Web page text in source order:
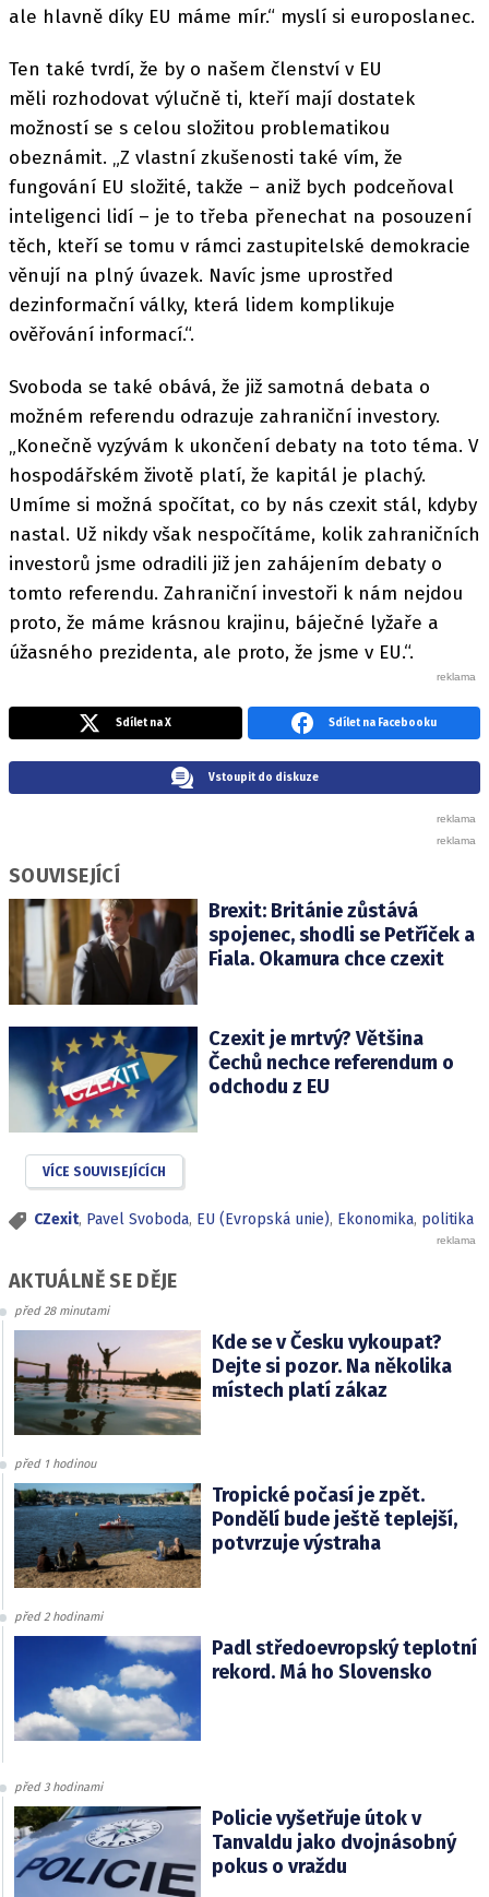
ale hlavně díky EU máme mír.“ myslí si europoslanec.
Ten také tvrdí, že by o našem členství v EU
měli rozhodovat výlučně ti, kteří mají dostatek
možností se s celou složitou problematikou
obeznámit. „Z vlastní zkušenosti také vím, že
fungování EU složité, takže – aniž bych podceňoval
inteligenci lidí – je to třeba přenechat na posouzení
těch, kteří se tomu v rámci zastupitelské demokracie
věnují na plný úvazek. Navíc jsme uprostřed
dezinformační války, která lidem komplikuje
ověřování informací.“.
Svoboda se také obává, že již samotná debata o
možném referendu odrazuje zahraniční investory.
„Konečně vyzývám k ukončení debaty na toto téma. V
hospodářském životě platí, že kapitál je plachý.
Umíme si možná spočítat, co by nás czexit stál, kdyby
nastal. Už nikdy však nespočítáme, kolik zahraničních
investorů jsme odradili již jen zahájením debaty o
tomto referendu. Zahraniční investoři k nám nejdou
proto, že máme krásnou krajinu, báječné lyžaře a
úžasného prezidenta, ale proto, že jsme v EU.“.
Sdílet na X Sdílet na Facebooku
Vstoupit do diskuze
SOUVISEJÍCÍ
Brexit: Británie zůstává
spojenec, shodli se Petříček a
Fiala. Okamura chce czexit
Czexit je mrtvý? Většina
Čechů nechce referendum o
odchodu z EU
VÍCE SOUVISEJÍCÍCH
CZexit, Pavel Svoboda, EU (Evropská unie), Ekonomika, politika
AKTUÁLNĚ SE DĚJE
před 28 minutami
Kde se v Česku vykoupat?
Dejte si pozor. Na několika
místech platí zákaz
před 1 hodinou
Tropické počasí je zpět.
Pondělí bude ještě teplejší,
potvrzuje výstraha
před 2 hodinami
Padl středoevropský teplotní
rekord. Má ho Slovensko
před 3 hodinami
Policie vyšetřuje útok v
Tanvaldu jako dvojnásobný
pokus o vraždu